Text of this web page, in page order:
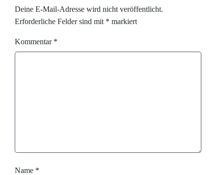
Deine E-Mail-Adresse wird nicht veröffentlicht.
Erforderliche Felder sind mit * markiert
Kommentar *
Name *